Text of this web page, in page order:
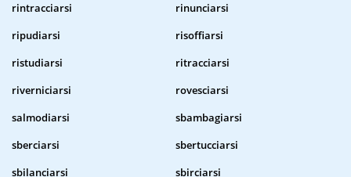
rintracciarsi
rinunciarsi
ripudiarsi
risoffiarsi
ristudiarsi
ritracciarsi
riverniciarsi
rovesciarsi
salmodiarsi
sbambagiarsi
sberciarsi
sbertucciarsi
sbilanciarsi
sbirciarsi